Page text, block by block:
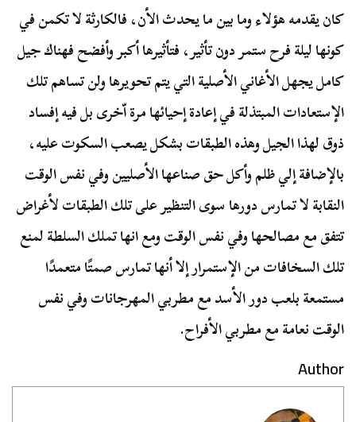
كان يقدمه هؤلاء وما بين ما يحدث الأن، فالكارثة لا تكمن في
كونها ليلة فرح ستمر دون تأثير، فتأثيرها أكبر وأفضح فهناك جيل
كامل يجهل الأغاني الأصلية التي يتم تحويرها ولن تساهم تلك
الإستعادات المبتذلة في إعادة إحيائها مرة اّخرى بل فيه إفساد
ذوق لهذا الجيل وهذه الطبقات بشكل يصعب السكوت عليه،
بالإضافة إلي ظلم وأكل حق صناعها الأصليين وفي نفس الوقت
النقابة لا تمارس دورها سوى التنظير على تلك الطبقات لأغراض
تتفق مع مصالحها وفي نفس الوقت ومع انها تملك السلطة لمنع
تلك السخافات من الإستمرار إلا أنها تمارس صمتًا متعمدًا
مستمعة بلعب دور الأسد مع مطربي المهرجانات وفي نفس
الوقت نعامة مع مطربي الأفراح.
Author